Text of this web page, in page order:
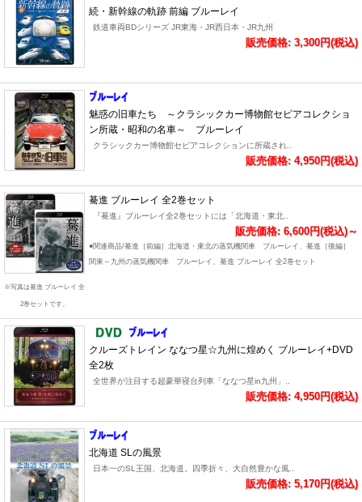
続・新幹線の軌跡 前編 ブルーレイ
鉄道車両BDシリーズ JR東海・JR西日本・JR九州
販売価格: 3,300円(税込)
魅惑の旧車たち ～クラシックカー博物館セピアコレクショ
ン所蔵・昭和の名車～ ブルーレイ
クラシックカー博物館セピアコレクションに所蔵され..
販売価格: 4,950円(税込)
※写真は驀進 ブルーレイ 全
2巻セットです。
驀進 ブルーレイ 全2巻セット
『驀進』ブルーレイ全2巻セットには「北海道・東北..
販売価格: 6,600円(税込)～
●関連商品/驀進［前編］北海道・東北の蒸気機関車 ブルーレイ、驀進［後編］
関東～九州の蒸気機関車 ブルーレイ、驀進 ブルーレイ 全2巻セット
クルーズトレイン ななつ星☆九州に煌めく ブルーレイ+DVD
全2枚
全世界が注目する超豪華寝台列車「ななつ星in九州」..
販売価格: 4,950円(税込)
北海道 SLの風景
日本一のSL王国、北海道。四季折々、大自然豊かな風..
販売価格: 5,170円(税込)